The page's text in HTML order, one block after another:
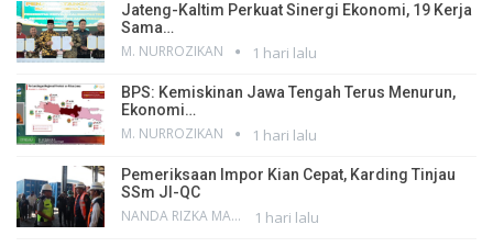
Jateng-Kaltim Perkuat Sinergi Ekonomi, 19 Kerja
Sama…
M. NURROZIKAN 1 hari lalu
BPS: Kemiskinan Jawa Tengah Terus Menurun,
Ekonomi…
M. NURROZIKAN 1 hari lalu
Pemeriksaan Impor Kian Cepat, Karding Tinjau
SSm JI-QC
NANDA RIZKA MAHENDRA 1 hari lalu